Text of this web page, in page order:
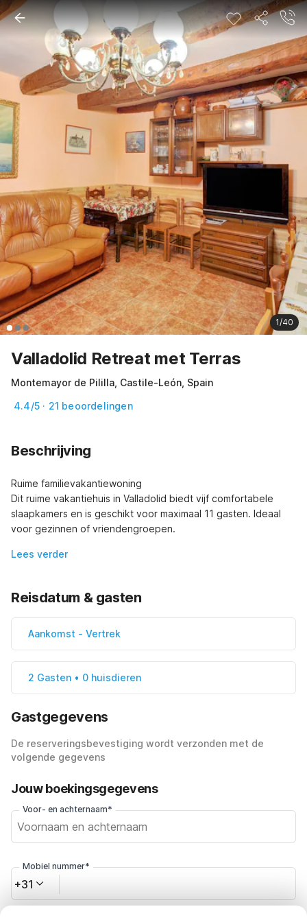
1/40
Valladolid Retreat met Terras
Montemayor de Pililla, Castile-León, Spain
4.4/5 · 21 beoordelingen
Beschrijving
Ruime familievakantiewoning
Dit ruime vakantiehuis in Valladolid biedt vijf comfortabele
slaapkamers en is geschikt voor maximaal 11 gasten. Ideaal
voor gezinnen of vriendengroepen.
Lees verder
Reisdatum & gasten
Aankomst - Vertrek
2 Gasten • 0 huisdieren
Gastgegevens
De reserveringsbevestiging wordt verzonden met de
volgende gegevens
Jouw boekingsgegevens
Voor- en achternaam*
Mobiel nummer*
+31